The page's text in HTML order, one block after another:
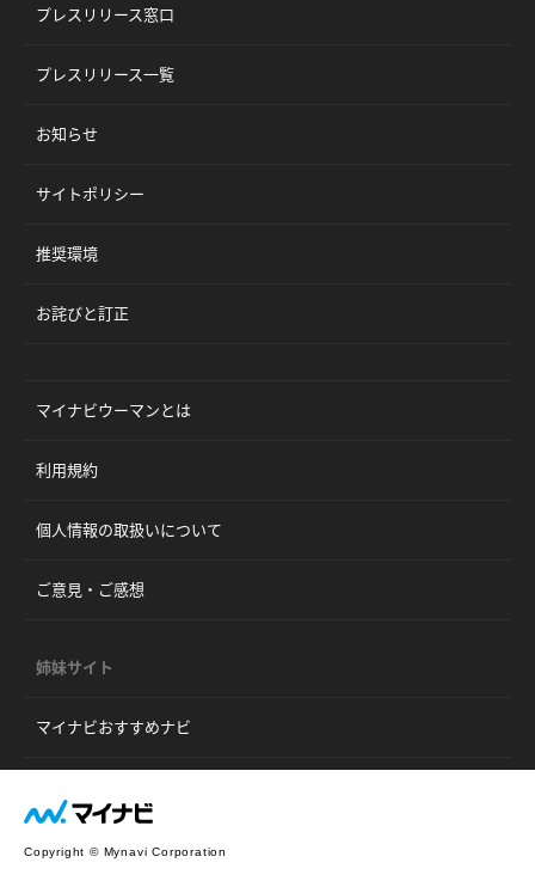
プレスリリース窓口
プレスリリース一覧
お知らせ
サイトポリシー
推奨環境
お詫びと訂正
マイナビウーマンとは
利用規約
個人情報の取扱いについて
ご意見・ご感想
姉妹サイト
マイナビおすすめナビ
Copyright © Mynavi Corporation